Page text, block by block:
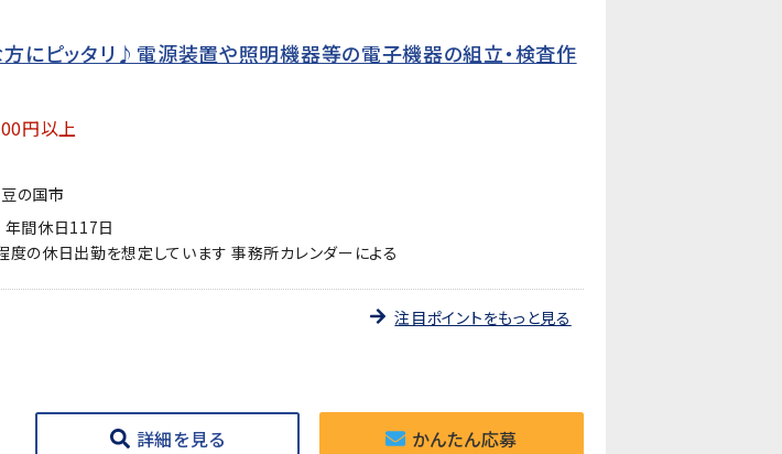
方にピッタリ♪電源装置や照明機器等の電子機器の組立・検査作
円以上
の国市
間休日117日
の休日出勤を想定しています 事務所カレンダーによる
注目ポイントをもっと見る
詳細を見る かんたん応募